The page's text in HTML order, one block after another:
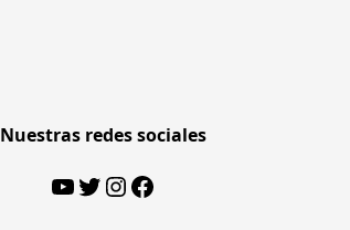
Nuestras redes sociales
YouTube
Twitter
Instagram
Facebook